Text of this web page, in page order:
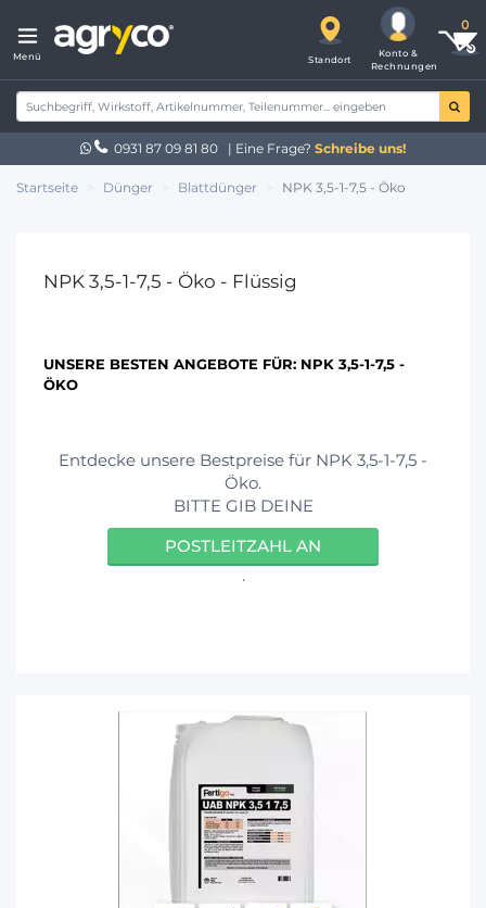
Menü Standort
Konto &
Rechnungen
0931 87 09 81 80 | Eine Frage? Schreibe uns!
Startseite Dünger Blattdünger NPK 3,5-1-7,5 - Öko
NPK 3,5-1-7,5 - Öko - Flüssig
UNSERE BESTEN ANGEBOTE FÜR: NPK 3,5-1-7,5 -
ÖKO
Entdecke unsere Bestpreise für NPK 3,5-1-7,5 -
Öko.
BITTE GIB DEINE
POSTLEITZAHL AN
.